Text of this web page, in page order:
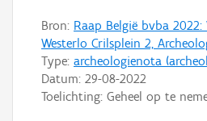
Bron: Raap België bvba 2022:
Westerlo Crilsplein 2,
Type: archeologienota
Datum: 29-08-2022
Toelichting: Geheel op te